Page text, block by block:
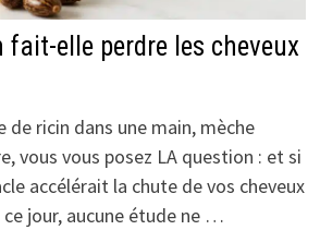
fait-elle perdre les cheveux
de ricin dans une main, mèche
vous vous posez LA question : et si
accélérait la chute de vos cheveux
ce jour, aucune étude ne …